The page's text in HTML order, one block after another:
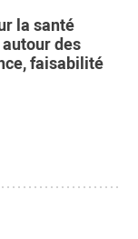
la santé
autour des
faisabilité